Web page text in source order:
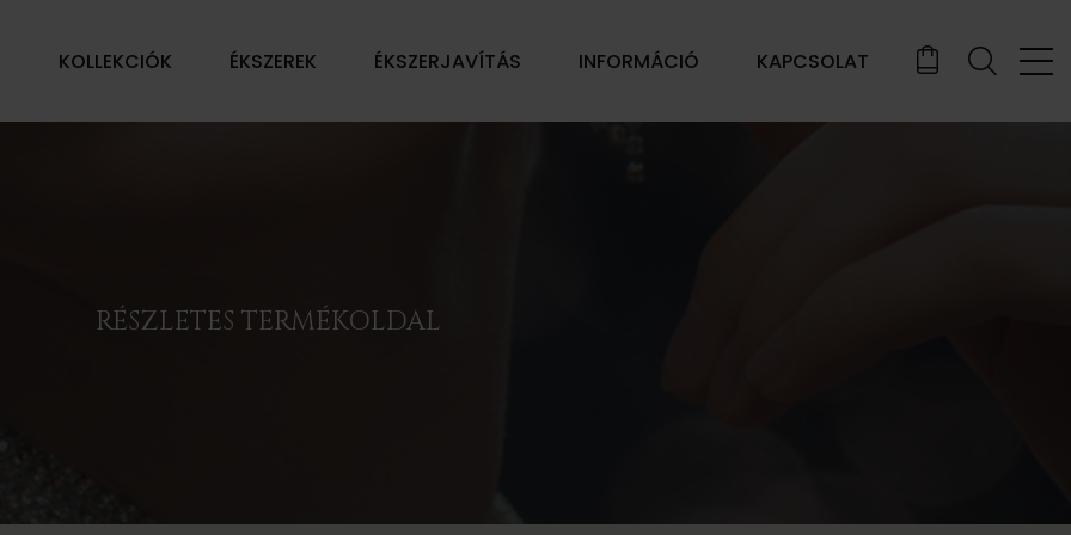
KOLLEKCIÓK ÉKSZEREK ÉKSZERJAVÍTÁS INFORMÁCIÓ KAPCSOLAT
RÉSZLETES TERMÉKOLDAL